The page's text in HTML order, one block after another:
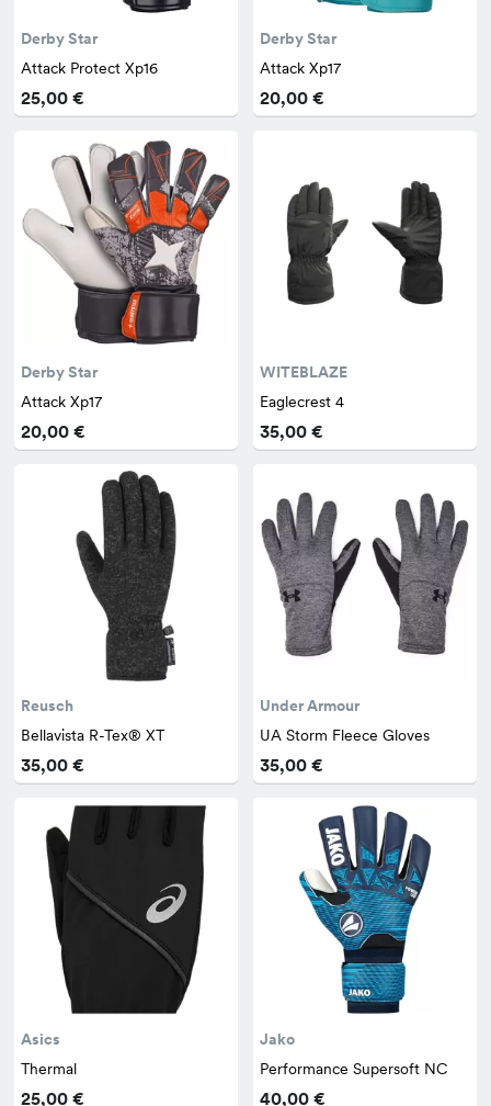
Derby Star
Attack Protect Xp16
25,00 €
Derby Star
Attack Xp17
20,00 €
Derby Star
Attack Xp17
20,00 €
WITEBLAZE
Eaglecrest 4
35,00 €
Reusch
Bellavista R-Tex® XT
35,00 €
Under Armour
UA Storm Fleece Gloves
35,00 €
Asics
Thermal
25,00 €
Jako
Performance Supersoft NC
40,00 €